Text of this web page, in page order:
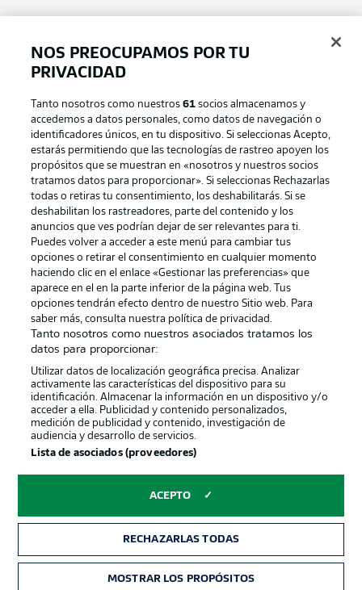
Football as it's meant to be
BUNDESLIGA APP
Official Partners
Trabajos
Jugadores Condiciones de uso
NOS PREOCUPAMOS POR TU
PRIVACIDAD
Tanto nosotros como nuestros61 socios almacenamos y
accedemos a datos personales, como datos de navegación o
identificadores únicos, en tu dispositivo. Si seleccionas Acepto,
estarás permitiendo que las tecnologías de rastreo apoyen los
propósitos que se muestran en «nosotros y nuestros socios
tratamos datos para proporcionar». Si seleccionas Rechazarlas
todas o retiras tu consentimiento, los deshabilitarás. Si se
deshabilitan los rastreadores, parte del contenido y los
anuncios que ves podrían dejar de ser relevantes para ti.
Puedes volver a acceder a este menú para cambiar tus
opciones o retirar el consentimiento en cualquier momento
haciendo clic en el enlace «Gestionar las preferencias» que
aparece en el en la parte inferior de la página web. Tus
opciones tendrán efecto dentro de nuestro Sitio web. Para
saber más, consulta nuestra política de privacidad.
Tanto nosotros como nuestros asociados tratamos los
datos para proporcionar:
Utilizar datos de localización geográfica precisa. Analizar
activamente las características del dispositivo para su
identificación. Almacenar la información en un dispositivo y/o
acceder a ella. Publicidad y contenido personalizados,
medición de publicidad y contenido, investigación de
audiencia y desarrollo de servicios.
Lista de asociados (proveedores)
ACEPTO
RECHAZARLAS TODAS
MOSTRAR LOS PROPÓSITOS